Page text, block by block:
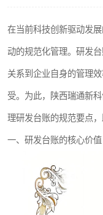
在当前科技创新驱动发
动的规范化管理。研发
关系到企业自身的管理
受。为此，陕西瑞通新
理研发台账的规范要点
一、研发台账的核心价值